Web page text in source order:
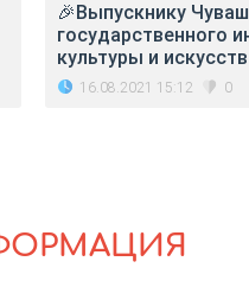
🎉Выпускнику
государственного
культуры и
16.08.2021 15:12 0